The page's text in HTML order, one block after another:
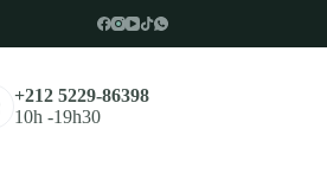
+212 5229-86398
10h -19h30